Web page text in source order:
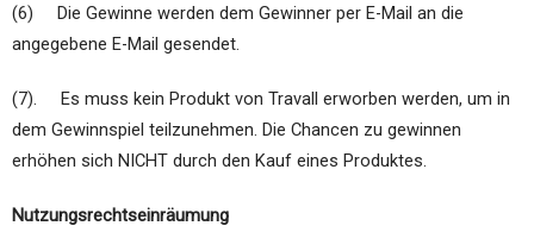
(6) Die Gewinne werden dem Gewinner per E-Mail an die
angegebene E-Mail gesendet.
(7). Es muss kein Produkt von Travall erworben werden, um in
dem Gewinnspiel teilzunehmen. Die Chancen zu gewinnen
erhöhen sich NICHT durch den Kauf eines Produktes.
Nutzungsrechtseinräumung